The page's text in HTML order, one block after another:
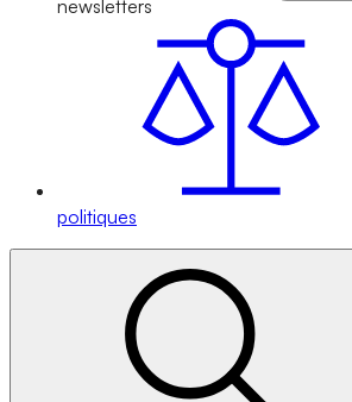
newsletters
politiques